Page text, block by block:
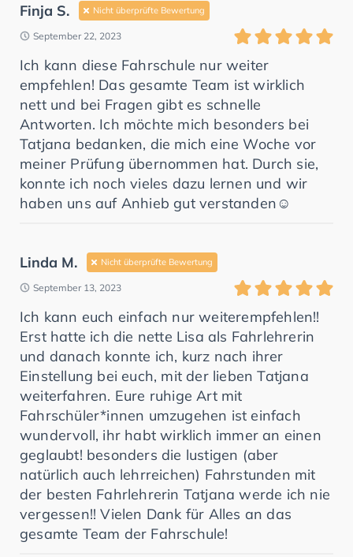
Finja S. Nicht überprüfte Bewertung
September 22, 2023
Ich kann diese Fahrschule nur weiter
empfehlen! Das gesamte Team ist wirklich
nett und bei Fragen gibt es schnelle
Antworten. Ich möchte mich besonders bei
Tatjana bedanken, die mich eine Woche vor
meiner Prüfung übernommen hat. Durch sie,
konnte ich noch vieles dazu lernen und wir
haben uns auf Anhieb gut verstanden☺️
Linda M. Nicht überprüfte Bewertung
September 13, 2023
Ich kann euch einfach nur weiterempfehlen!!
Erst hatte ich die nette Lisa als Fahrlehrerin
und danach konnte ich, kurz nach ihrer
Einstellung bei euch, mit der lieben Tatjana
weiterfahren. Eure ruhige Art mit
Fahrschüler*innen umzugehen ist einfach
wundervoll, ihr habt wirklich immer an einen
geglaubt! besonders die lustigen (aber
natürlich auch lehrreichen) Fahrstunden mit
der besten Fahrlehrerin Tatjana werde ich nie
vergessen!! Vielen Dank für Alles an das
gesamte Team der Fahrschule!